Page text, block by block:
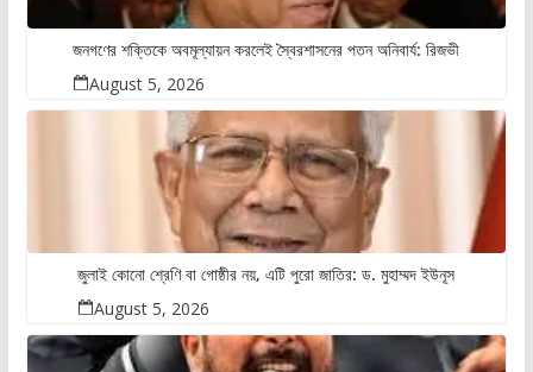
জনগণের শক্তিকে অবমূল্যায়ন করলেই স্বৈরশাসনের পতন অনিবার্য: রিজভী
August 5, 2026
জুলাই কোনো শ্রেণি বা গোষ্ঠীর নয়, এটি পুরো জাতির: ড. মুহাম্মদ ইউনূস
August 5, 2026